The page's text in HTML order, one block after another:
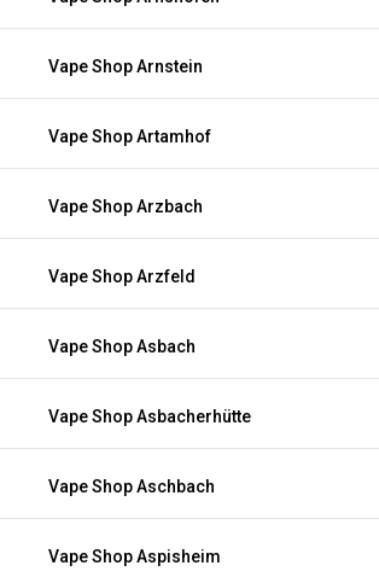
Vape Shop Arnstein
Vape Shop Artamhof
Vape Shop Arzbach
Vape Shop Arzfeld
Vape Shop Asbach
Vape Shop Asbacherhütte
Vape Shop Aschbach
Vape Shop Aspisheim